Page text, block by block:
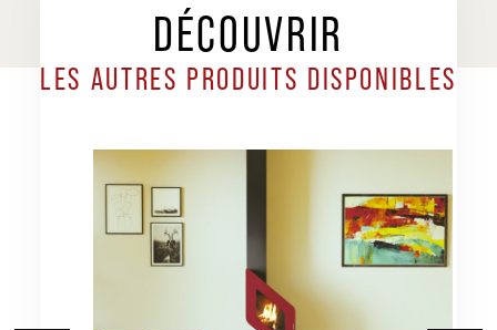
DÉCOUVRIR
LES AUTRES PRODUITS DISPONIBLES